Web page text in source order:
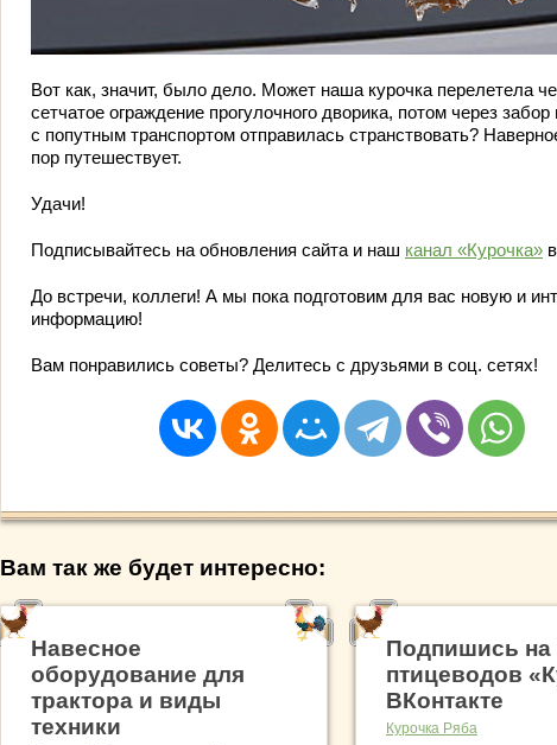
Вот как, значит, было дело. Может наша курочка перелетела
сетчатое ограждение прогулочного дворика, потом через
с попутным транспортом отправилась странствовать?
пор путешествует.
Удачи!
Подписывайтесь на обновления сайта и наш канал «Курочка»
До встречи, коллеги! А мы пока подготовим для вас новую и
информацию!
Вам понравились советы? Делитесь с друзьями в соц. сетях!
Вам так же будет интересно:
Навесное
оборудование для
трактора и виды
техники
Подпишись на
птицеводов
ВКонтакте
Курочка Ряба